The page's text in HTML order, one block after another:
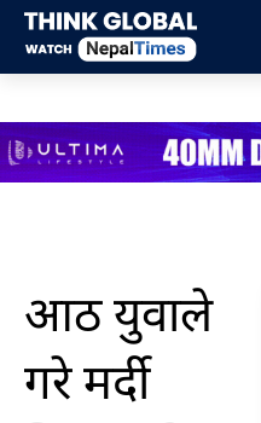
Skip
content
आठ युवाले
गरे मर्दी